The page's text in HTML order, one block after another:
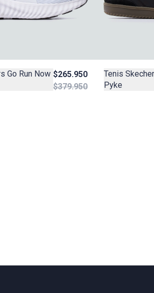
Go Run Now $265.950
$379.950
Tenis
Pyke